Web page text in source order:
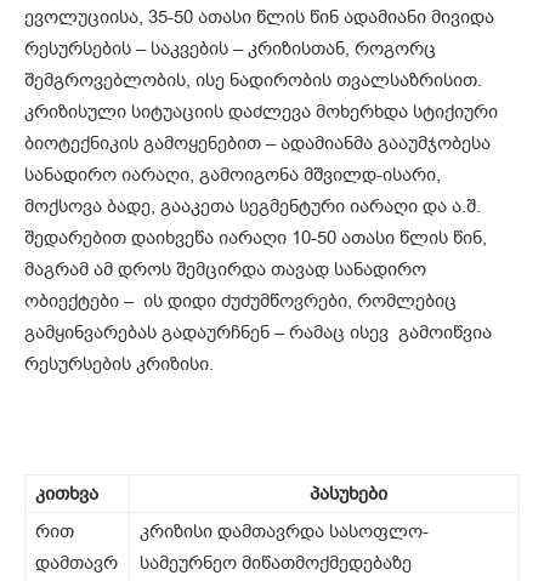
ევოლუციისა, 35-50 ათასი წლის წინ ადამიანი მივიდა
რესურსების – საკვების – კრიზისთან, როგორც
შემგროვებლობის, ისე ნადირობის თვალსაზრისით.
კრიზისული სიტუაციის დაძლევა მოხერხდა სტიქიური
ბიოტექნიკის გამოყენებით – ადამიანმა გააუმჯობესა
სანადირო იარაღი, გამოიგონა მშვილდ-ისარი,
მოქსოვა ბადე, გააკეთა სეგმენტური იარაღი და ა.შ.
შედარებით დაიხვეწა იარაღი 10-50 ათასი წლის წინ,
მაგრამ ამ დროს შემცირდა თავად სანადირო
ობიექტები – ის დიდი ძუძუმწოვრები, რომლებიც
გამყინვარებას გადაურჩნენ – რამაც ისევ გამოიწვია
რესურსების კრიზისი.
კითხვა
პასუხები
რით
დამთავრ
კრიზისი დამთავრდა სასოფლო-
სამეურნეო მიწათმოქმედებაზე